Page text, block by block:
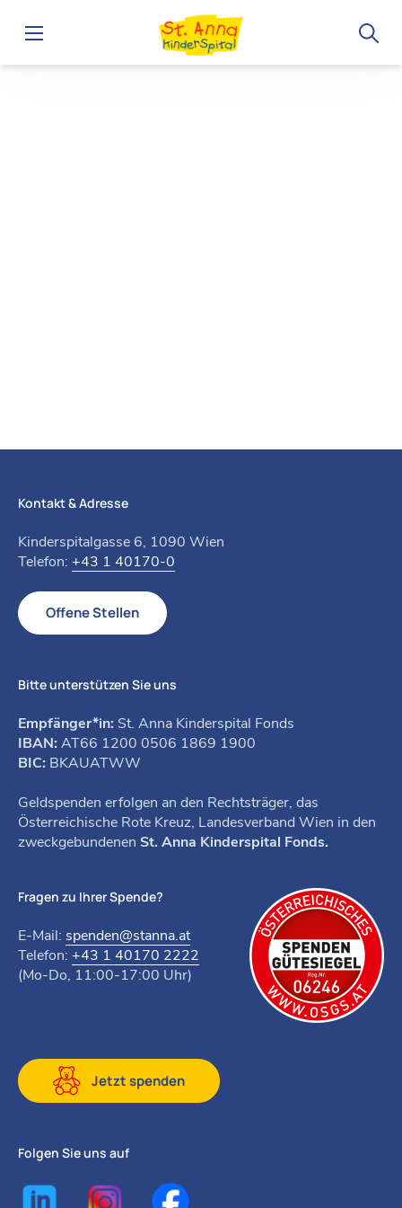
Lehre im Rahmen der MUW
Kontakt & Adresse
Kinderspitalgasse 6, 1090 Wien
Telefon: +43 1 40170-0
Offene Stellen
Bitte unterstützen Sie uns
Empfänger*in: St. Anna Kinderspital Fonds
IBAN: AT66 1200 0506 1869 1900
BIC: BKAUATWW
Geldspenden erfolgen an den Rechtsträger, das
Österreichische Rote Kreuz, Landesverband Wien in den
zweckgebundenen St. Anna Kinderspital Fonds.
Fragen zu Ihrer Spende?
E-Mail: spenden@stanna.at
Telefon: +43 1 40170 2222
(Mo-Do, 11:00-17:00 Uhr)
Jetzt spenden
Folgen Sie uns auf